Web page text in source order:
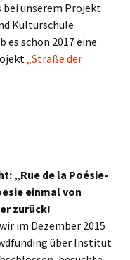
bei unserem Projekt
Kulturschule
schon 2017 eine
„Straße der
„Rue de la Poésie-
einmal von
zurück!
im Dezember 2015
über Institut